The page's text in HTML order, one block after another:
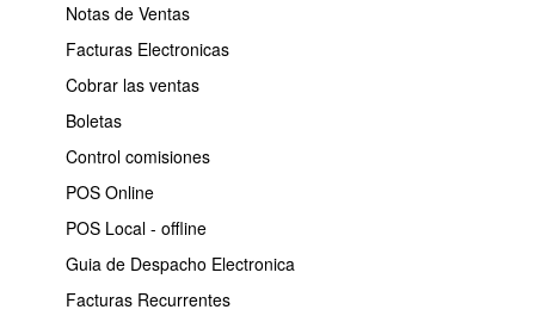
Notas de Ventas
Facturas Electronicas
Cobrar las ventas
Boletas
Control comisiones
POS Online
POS Local - offline
Guia de Despacho Electronica
Facturas Recurrentes